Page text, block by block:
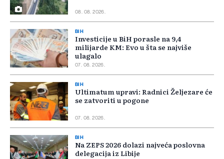
08. 08. 2026.
BIH
Investicije u BiH porasle na 9,4
milijarde KM: Evo u šta se najviše
ulagalo
07. 08. 2026.
BIH
Ultimatum upravi: Radnici Željezare će
se zatvoriti u pogone
07. 08. 2026.
BIH
Na ZEPS 2026 dolazi najveća poslovna
delegacija iz Libije